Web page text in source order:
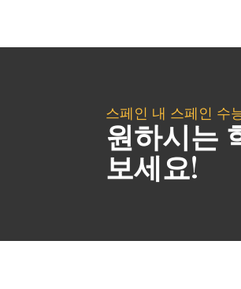
스페인 내 스페인 수
원하시는
보세요!